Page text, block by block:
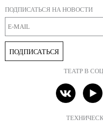
ПОДПИСАТЬСЯ НА НОВОСТИ
ПОДПИСАТЬСЯ
ТЕАТР В